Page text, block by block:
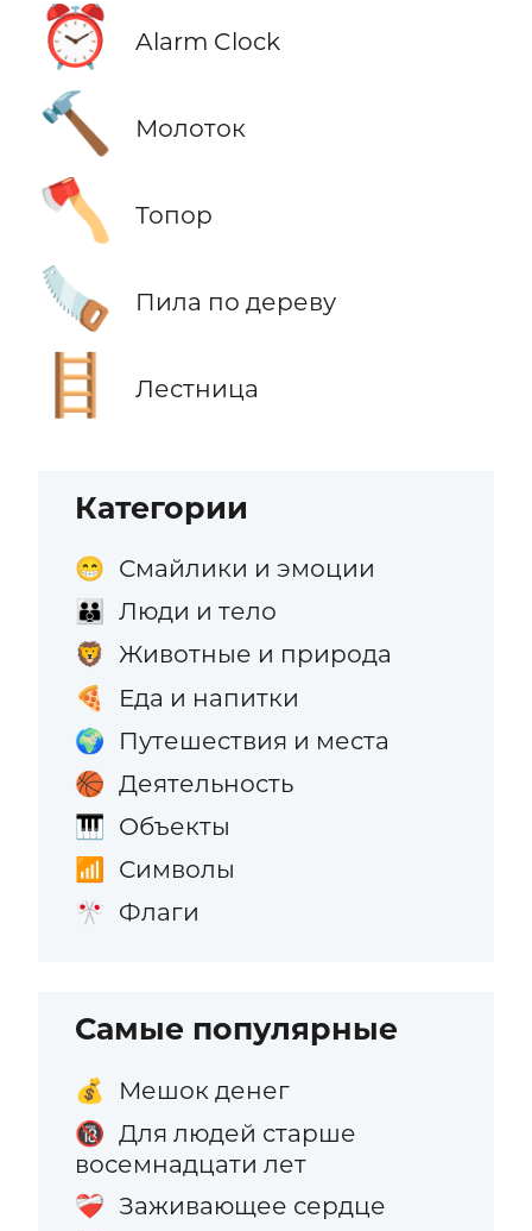
⏰ Alarm Clock
🔨 Молоток
🪓 Топор
🪚 Пила по дереву
🪜 Лестница
Категории
😁 Смайлики и эмоции
👪 Люди и тело
🦁 Животные и природа
🍕 Еда и напитки
🌍 Путешествия и места
🏀 Деятельность
🎹 Объекты
📶 Символы
🎌 Флаги
Самые популярные
💰 Мешок денег
🔞 Для людей старше
восемнадцати лет
❤️‍🩹 Заживающее сердце